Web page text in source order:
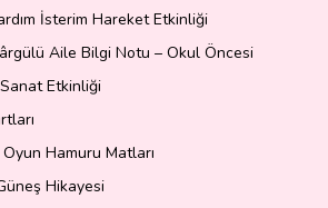
İsterim Hareket Etkinliği
Aile Bilgi Notu – Okul Öncesi
Etkinliği
Oyun Hamuru Matları
Hikayesi